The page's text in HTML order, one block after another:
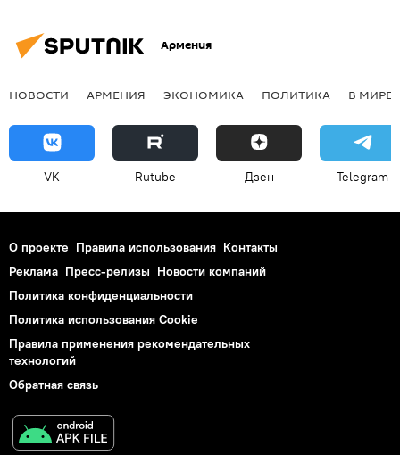
Армения
НОВОСТИ АРМЕНИЯ ЭКОНОМИКА ПОЛИТИКА В МИРЕ
VK Rutube Дзен Telegram
О проекте Правила использования Контакты
Реклама Пресс-релизы Новости компаний
Политика конфиденциальности
Политика использования Cookie
Правила применения рекомендательных
технологий
Обратная связь